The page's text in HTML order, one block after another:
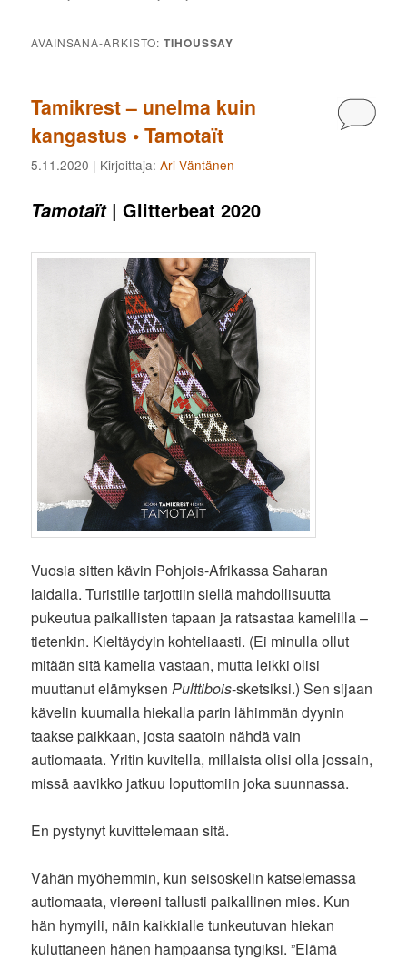
AVAINSANA-ARKISTO:TIHOUSSAY
Tamikrest – unelma kuin
kangastus • Tamotaït
5.11.2020 | Kirjoittaja:Ari Väntänen
Tamotaït| Glitterbeat 2020
Vuosia sitten kävin Pohjois-Afrikassa Saharan
laidalla. Turistille tarjottiin siellä mahdollisuutta
pukeutua paikallisten tapaan ja ratsastaa kamelilla –
tietenkin. Kieltäydyin kohteliaasti. (Ei minulla ollut
mitään sitä kamelia vastaan, mutta leikki olisi
muuttanut elämyksen Pulttibois-sketsiksi.) Sen sijaan
kävelin kuumalla hiekalla parin lähimmän dyynin
taakse paikkaan, josta saatoin nähdä vain
autiomaata. Yritin kuvitella, millaista olisi olla jossain,
missä aavikko jatkuu loputtomiin joka suunnassa.
En pystynyt kuvittelemaan sitä.
Vähän myöhemmin, kun seisoskelin katselemassa
autiomaata, viereeni tallusti paikallinen mies. Kun
hän hymyili, näin kaikkialle tunkeutuvan hiekan
kuluttaneen hänen hampaansa tyngiksi. ”Elämä